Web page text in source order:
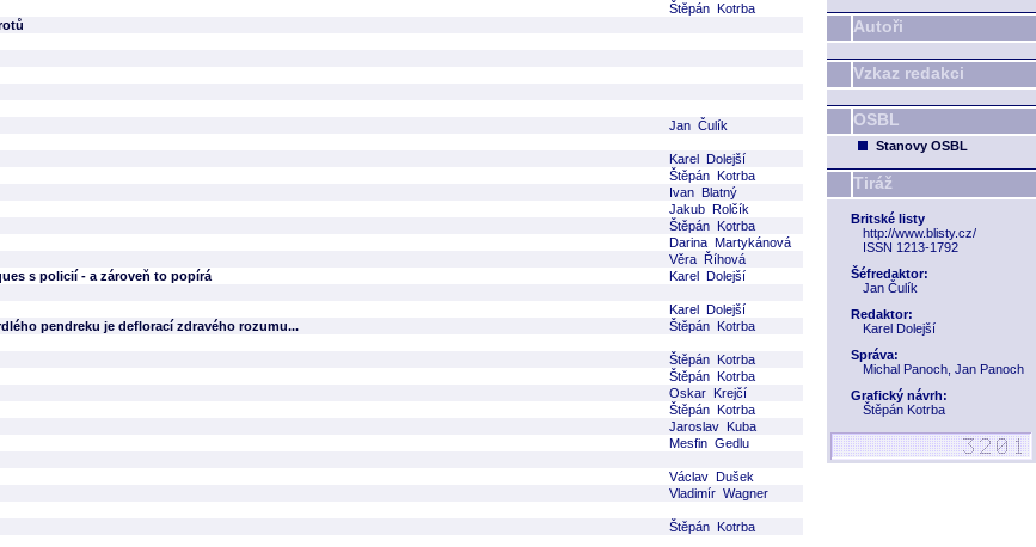
Autoři
Vzkaz redakci
OSBL
Stanovy OSBL
Tiráž
Britské listy
http://www.blisty.cz/
ISSN 1213-1792
Šéfredaktor:
Jan Čulík
Redaktor:
Karel Dolejší
Správa:
Michal Panoch, Jan Panoch
Grafický návrh:
Štěpán Kotrba
Štěpán Kotrba
Jan Čulík
Karel Dolejší
Štěpán Kotrba
Ivan Blatný
Jakub Rolčík
Štěpán Kotrba
Darina Martykánová
Věra Říhová
s policií - a zároveň to popírá
Karel Dolejší
Karel Dolejší
pendreku je deflorací zdravého rozumu...
Štěpán Kotrba
Štěpán Kotrba
Štěpán Kotrba
Oskar Krejčí
Štěpán Kotrba
Jaroslav Kuba
Mesfin Gedlu
Václav Dušek
Vladimír Wagner
Štěpán Kotrba